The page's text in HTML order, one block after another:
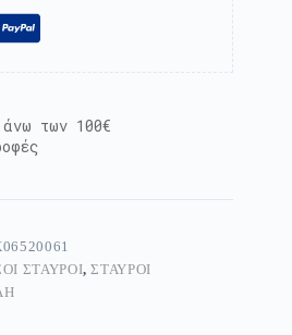
των 100€
ΣΤΑΥΡΟΊ,ΣΤΑΥΡΟΊ